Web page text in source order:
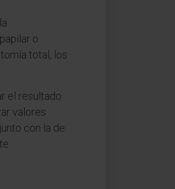
o
total, los
el resultado
valores
con la de